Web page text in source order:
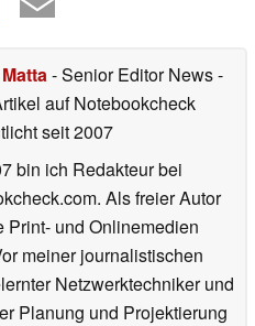
- Senior Editor News-
auf Notebookcheck
seit 2007
bin ich Redakteur bei
Als freier Autor
Print- und Onlinemedien
meiner journalistischen
Netzwerktechniker und
Planung und Projektierung